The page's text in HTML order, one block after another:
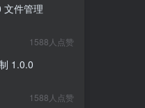
文件管理
1588人点赞
1.0.0
1588人点赞